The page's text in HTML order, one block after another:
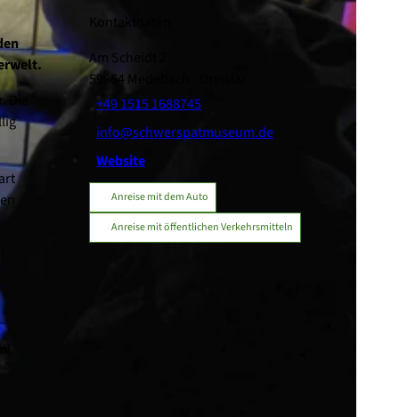
Die
Kontaktdaten
Am Scheidt 2
59964
+49 1515 1688745
info@schwerspatmuseum.de
Website
Anreise mit dem Auto
Anreise mit öffentlichen Verkehrsmitteln